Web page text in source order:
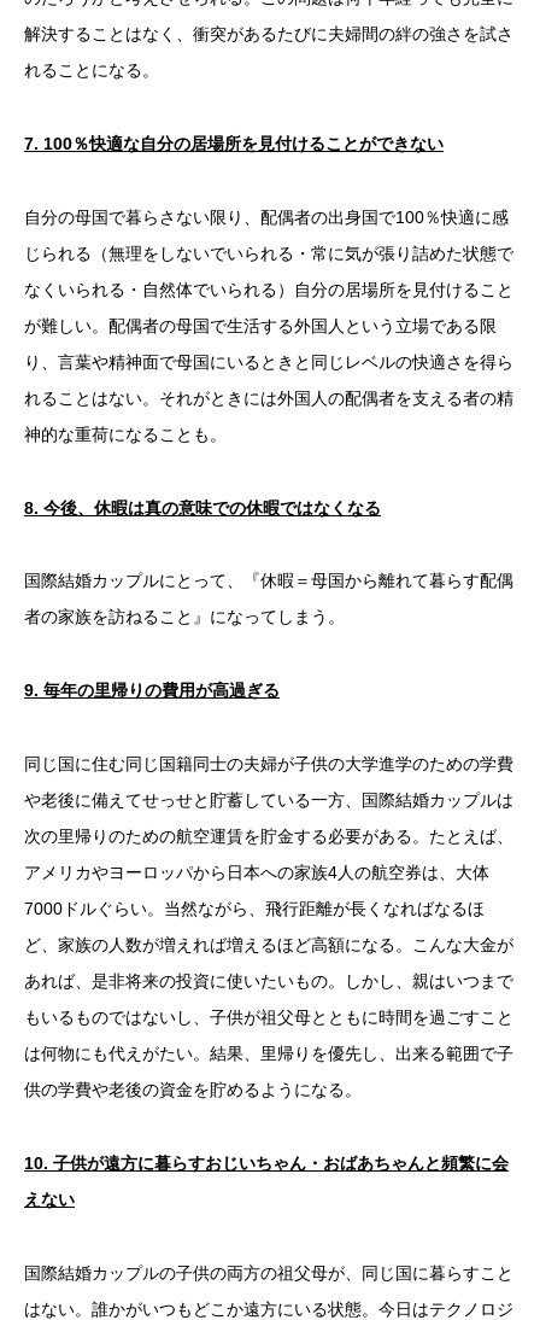
解決することはなく、衝突があるたびに夫婦間の絆の強さを試さ
れることになる。
7. 100％快適な自分の居場所を見付けることができない
自分の母国で暮らさない限り、配偶者の出身国で100％快適に感
じられる（無理をしないでいられる・常に気が張り詰めた状態で
なくいられる・自然体でいられる）自分の居場所を見付けること
が難しい。配偶者の母国で生活する外国人という立場である限
り、言葉や精神面で母国にいるときと同じレベルの快適さを得ら
れることはない。それがときには外国人の配偶者を支える者の精
神的な重荷になることも。
8. 今後、休暇は真の意味での休暇ではなくなる
国際結婚カップルにとって、『休暇＝母国から離れて暮らす配偶
者の家族を訪ねること』になってしまう。
9. 毎年の里帰りの費用が高過ぎる
同じ国に住む同じ国籍同士の夫婦が子供の大学進学のための学費
や老後に備えてせっせと貯蓄している一方、国際結婚カップルは
次の里帰りのための航空運賃を貯金する必要がある。たとえば、
アメリカやヨーロッパから日本への家族4人の航空券は、大体
7000ドルぐらい。当然ながら、飛行距離が長くなればなるほ
ど、家族の人数が増えれば増えるほど高額になる。こんな大金が
あれば、是非将来の投資に使いたいもの。しかし、親はいつまで
もいるものではないし、子供が祖父母とともに時間を過ごすこと
は何物にも代えがたい。結果、里帰りを優先し、出来る範囲で子
供の学費や老後の資金を貯めるようになる。
10. 子供が遠方に暮らすおじいちゃん・おばあちゃんと頻繁に会
えない
国際結婚カップルの子供の両方の祖父母が、同じ国に暮らすこと
はない。誰かがいつもどこか遠方にいる状態。今日はテクノロジ